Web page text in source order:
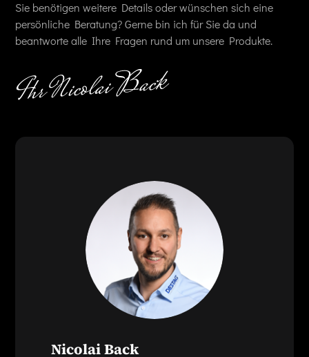
Sie benötigen weitere Details oder wünschen sich eine
persönliche Beratung? Gerne bin ich für Sie da und
beantworte alle Ihre Fragen rund um unsere Produkte.
Nicolai Back